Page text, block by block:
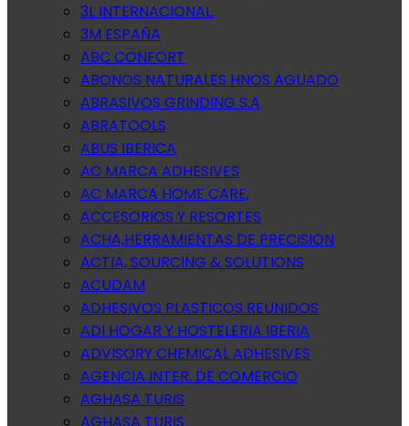
3L INTERNACIONAL.
3M ESPAÑA
ABC CONFORT
ABONOS NATURALES HNOS AGUADO
ABRASIVOS GRINDING S.A
ABRATOOLS
ABUS IBERICA
AC MARCA ADHESIVES
AC MARCA HOME CARE,
ACCESORIOS Y RESORTES
ACHA,HERRAMIENTAS DE PRECISION
ACTIA, SOURCING & SOLUTIONS
ACUDAM
ADHESIVOS PLASTICOS REUNIDOS
ADI HOGAR Y HOSTELERIA IBERIA
ADVISORY CHEMICAL ADHESIVES
AGENCIA INTER. DE COMERCIO
AGHASA TURIS